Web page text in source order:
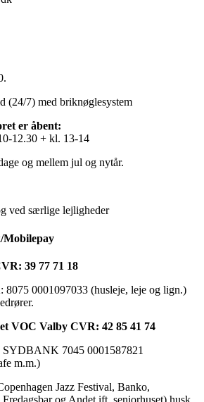
(24/7) med briknøglesystem
er åbent:
12.30 + kl. 13-14
og mellem jul og nytår.
ved særlige lejligheder
39 77 71 18
0001097033 (husleje, leje og lign.)
VOC Valby CVR: 42 85 41 74
7045 0001587821
m.m.)
Jazz Festival, Banko,
og Andet ift. seniorhuset) husk